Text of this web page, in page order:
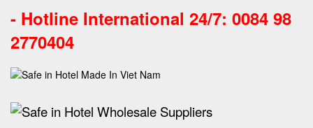
- Hotline International 24/7: 0084 98
2770404